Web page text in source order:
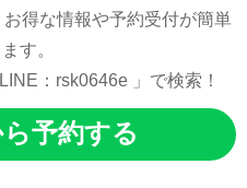
得な情報や予約受付が簡単
す。
：rsk0646e 」で検索！
予約する